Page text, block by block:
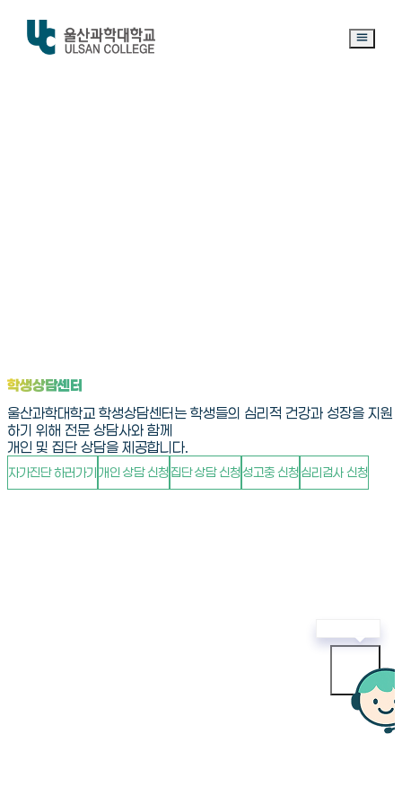
학생상담센터
울산과학대학교 학생상담센터는 학생들의 심리적 건강과 성장을 지원
하기 위해 전문 상담사와 함께
개인 및 집단 상담을 제공합니다
자가진단하러가기개인상담신청집단상담신청성고충신청심리검사신청